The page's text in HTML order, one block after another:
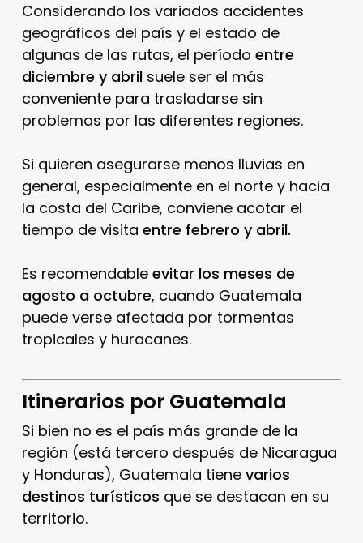
Considerando los variados accidentes
geográficos del país y el estado de
algunas de las rutas, el período entre
diciembre y abrilsuele ser el más
conveniente para trasladarse sin
problemas por las diferentes regiones.
Si quieren asegurarse menos lluvias en
general, especialmente en el norte y hacia
la costa del Caribe, conviene acotar el
tiempo de visita entre febrero y abril.
Es recomendable evitar los meses de
agosto a octubre, cuando Guatemala
puede verse afectada por tormentas
tropicales y huracanes.
Itinerarios por Guatemala
Si bien no es el país más grande de la
región (está tercero después de Nicaragua
y Honduras), Guatemala tiene varios
destinos turísticos que se destacan en su
territorio.